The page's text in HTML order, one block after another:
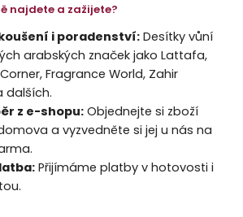
najdete a zažijete?
i poradenství: Desítky vůní
arabských značek jako Lattafa,
Fragrance World, Zahir
dalších.
z e-shopu:Objednejte si zboží
a vyzvedněte si jej u nás na
Přijímáme platby v hotovosti i